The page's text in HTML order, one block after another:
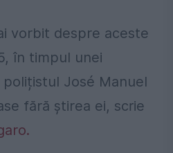
vorbit despre aceste
în timpul unei
José Manuel
fără știrea ei, scrie